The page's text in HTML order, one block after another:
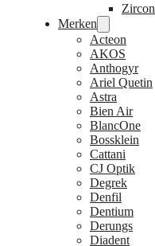
Zircon
Merken
Acteon
AKOS
Anthogyr
Ariel Quetin
Astra
Bien Air
BlancOne
Bossklein
Cattani
CJ Optik
Degrek
Denfil
Dentium
Derungs
Diadent